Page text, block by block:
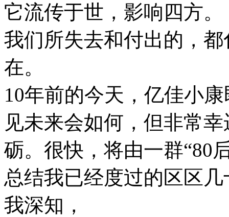
它流传于世，影响四方。
我们所失去和付出的，
在。
10年前的今天，亿佳小
见未来会如何，但非常
砺。很快，将由一群“80
总结我已经度过的区区
我深知，